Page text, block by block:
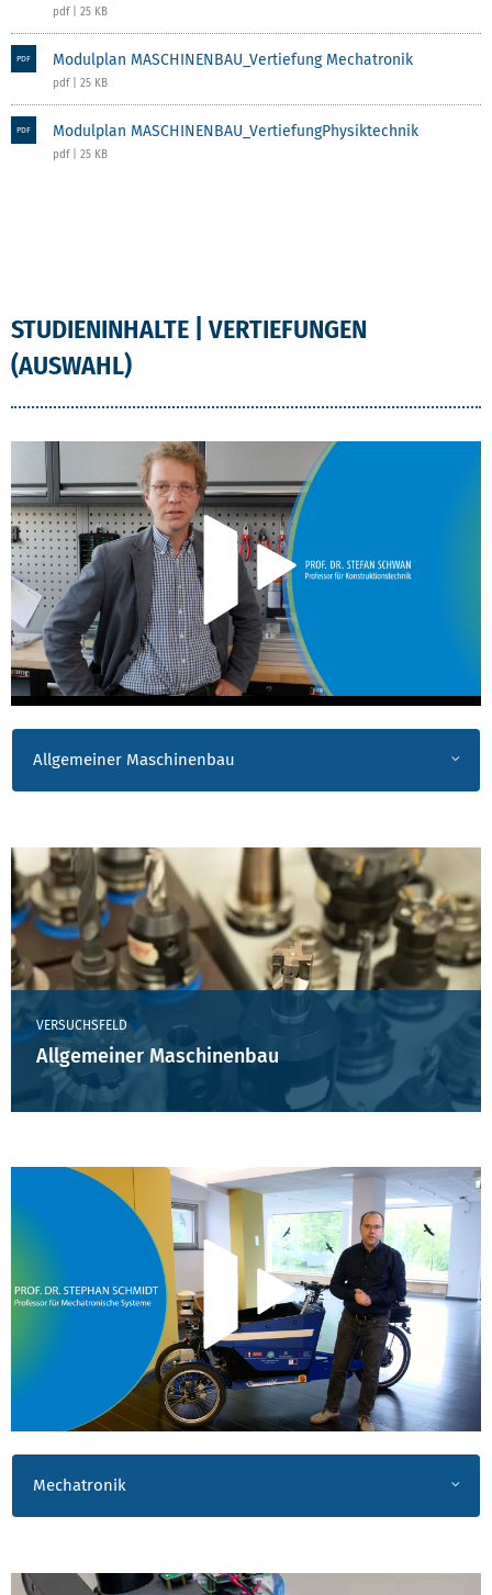
pdf | 25 KB
PDF Modulplan MASCHINENBAU_Vertiefung Mechatronik
pdf | 25 KB
PDF Modulplan MASCHINENBAU_VertiefungPhysiktechnik
pdf | 25 KB
STUDIENINHALTE | VERTIEFUNGEN
(AUSWAHL)
Allgemeiner Maschinenbau
VERSUCHSFELD
Allgemeiner Maschinenbau
Mechatronik